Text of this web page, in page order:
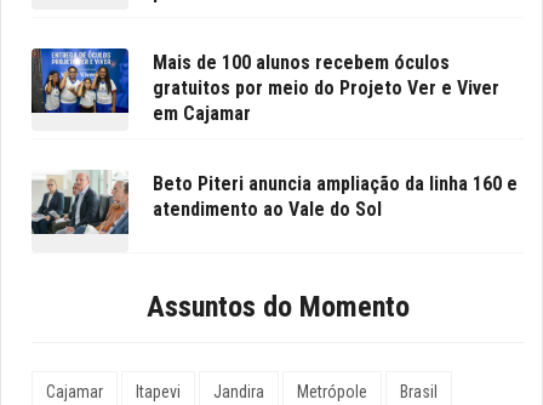
Mais de 100 alunos recebem óculos
gratuitos por meio do Projeto Ver e Viver
em Cajamar
Beto Piteri anuncia ampliação da linha 160 e
atendimento ao Vale do Sol
Assuntos do Momento
Cajamar Itapevi Jandira Metrópole Brasil